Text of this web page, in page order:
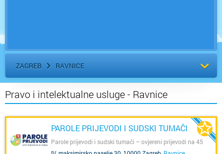
ZAGREB RAVNICE
Pravo i intelektualne usluge - Ravnice
PAROLE PRIJEVODI I SUDSKI TUMAČI
Parole prijevodi i sudski tumači – ovjereni prijevodi na 45
jezika!